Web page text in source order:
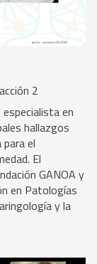
2
en
hallazgos
el
El
GANOA y
en Patologías
y la